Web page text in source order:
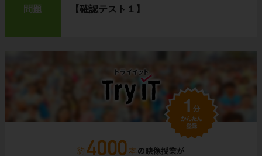
問題 【確認テスト１】